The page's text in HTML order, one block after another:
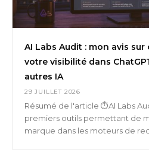
AI Labs Audit : mon avis
votre visibilité dans
autres IA
29 JUILLET 2026
Résumé de l'article ⏱️AI Labs
premiers outils permettant de
marque dans les moteurs de